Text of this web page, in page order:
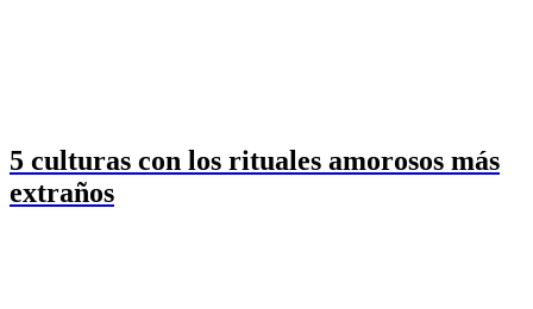
5 culturas con los rituales amorosos más
extraños